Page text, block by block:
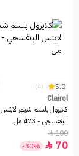
5.0
(4)
Clairol
كلايرول بلسم شيمر لايتس
البنفسجي - 473 مل
100

70

-30%